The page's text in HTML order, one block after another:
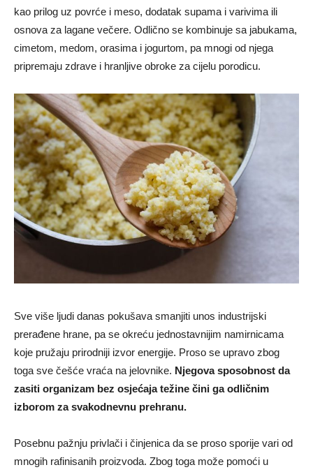
kao prilog uz povrće i meso, dodatak supama i varivima ili
osnova za lagane večere. Odlično se kombinuje sa jabukama,
cimetom, medom, orasima i jogurtom, pa mnogi od njega
pripremaju zdrave i hranljive obroke za cijelu porodicu.
Sve više ljudi danas pokušava smanjiti unos industrijski
prerađene hrane, pa se okreću jednostavnijim namirnicama
koje pružaju prirodniji izvor energije. Proso se upravo zbog
toga sve češće vraća na jelovnike. Njegova sposobnost da
zasiti organizam bez osjećaja težine čini ga odličnim
izborom za svakodnevnu prehranu.
Posebnu pažnju privlači i činjenica da se proso sporije vari od
mnogih rafinisanih proizvoda. Zbog toga može pomoći u